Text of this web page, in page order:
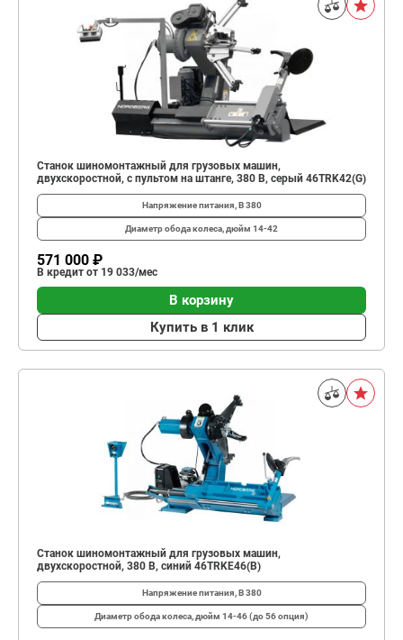
Станок шиномонтажный для грузовых машин,
двухскоростной, с пультом на штанге, 380 В, серый 46TRK42(G)
Напряжение питания, В380
Диаметр обода колеса, дюйм 14-42
571 000 ₽
В кредит от 19 033/мес
В корзину
Купить в 1 клик
Станок шиномонтажный для грузовых машин,
двухскоростной, 380 В, синий 46TRKE46(B)
Напряжение питания, В380
Диаметр обода колеса, дюйм 14-46 (до 56 опция)